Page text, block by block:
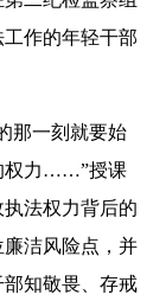
作的年轻干部
那一刻就要始
权力……”授课
法权力背后的
洁风险点，并
知敬畏、存戒